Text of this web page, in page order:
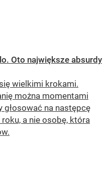
Oto największe absurdy
wielkimi krokami.
można momentami
głosować na następcę
a nie osobę, która